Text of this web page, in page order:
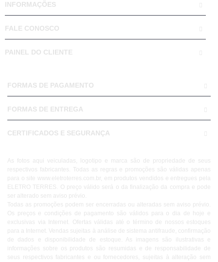
INFORMAÇÕES
FALE CONOSCO
PAINEL DO CLIENTE
FORMAS DE PAGAMENTO
FORMAS DE ENTREGA
CERTIFICADOS E SEGURANÇA
As fotos aqui veiculadas, logotipo e marca são de propriedade de seus
respectivos fabricantes. Todas as regras e promoções são válidas apenas
para o site www.eletroterres.com.br, em produtos vendidos e entregues pela
ELETRO TERRES. O preço válido será o da finalização da compra e pode
ser alterado sem aviso prévio.
Todas as promoções podem ser encerradas ou alteradas sem aviso prévio.
Os preços e condições de pagamento são válidos para o dia de hoje e
exclusivas via Internet. Ofertas válidas até o término de nossos estoques
para a Internet. Vendas sujeitas à análise de sistema antifraude, confirmação
de dados e disponibilidade de estoque. As imagens são ilustrativas e
informações sobre os produtos são resumidas e de responsabilidade de
seus respectivos fabricantes e ou fornecedores, sujeitas à alteração sem